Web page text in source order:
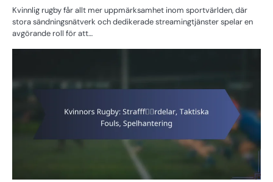
Kvinnlig rugby får allt mer uppmärksamhet inom sportvärlden, där
stora sändningsnätverk och dedikerade streamingtjänster spelar en
avgörande roll för att…